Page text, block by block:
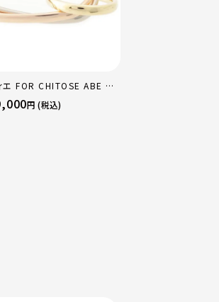
エ FOR CHITOSE ABE OF
カイ 750 YG×PG×WG
ィ リング 指輪 マルチカラー
円 (税込)